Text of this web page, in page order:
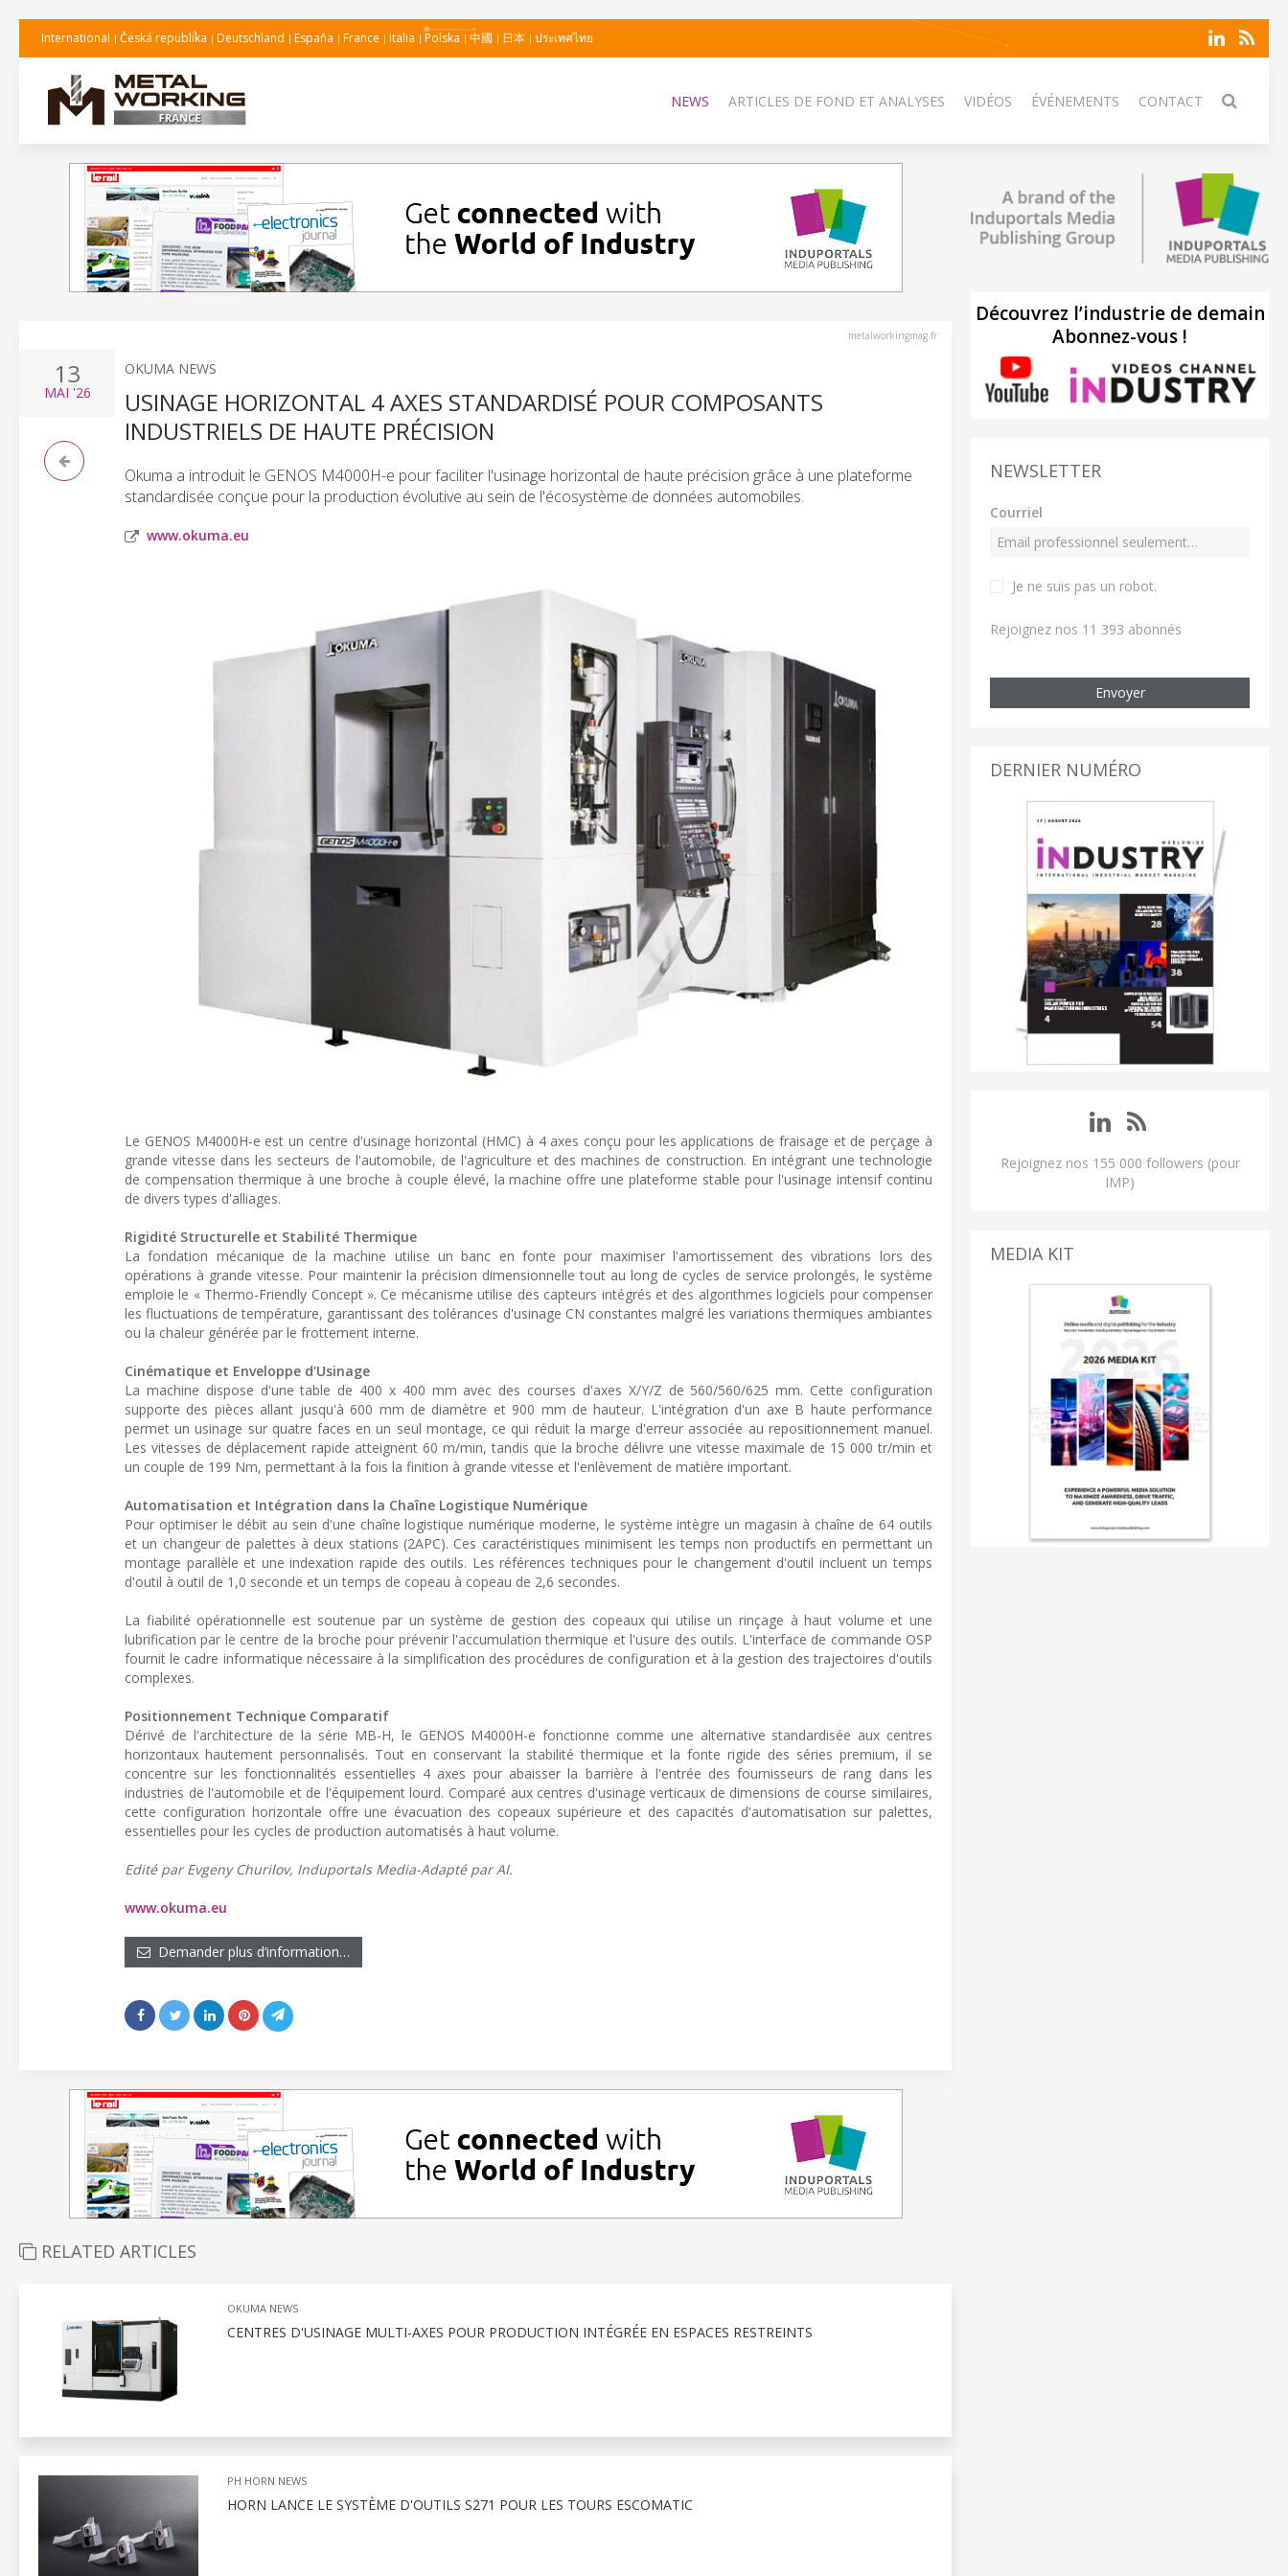
International Česká republika Deutschland España France Italia Polska 中國 日本 ประเทศไทย
NEWS ARTICLES DE FOND ET ANALYSES VIDÉOS ÉVÉNEMENTS CONTACT
metalworkingmag.fr
13
MAI '26
OKUMA NEWS
USINAGE HORIZONTAL 4 AXES STANDARDISÉ POUR COMPOSANTS
INDUSTRIELS DE HAUTE PRÉCISION
Okuma a introduit le GENOS M4000H-e pour faciliter l'usinage horizontal de haute précision grâce à une plateforme
standardisée conçue pour la production évolutive au sein de l'écosystème de données automobiles.
www.okuma.eu
Le GENOS M4000H-e est un centre d'usinage horizontal (HMC) à 4 axes conçu pour les applications de fraisage et de perçage à
grande vitesse dans les secteurs de l'automobile, de l'agriculture et des machines de construction. En intégrant une technologie
de compensation thermique à une broche à couple élevé, la machine offre une plateforme stable pour l'usinage intensif continu
de divers types d'alliages.
Rigidité Structurelle et Stabilité Thermique
La fondation mécanique de la machine utilise un banc en fonte pour maximiser l'amortissement des vibrations lors des
opérations à grande vitesse. Pour maintenir la précision dimensionnelle tout au long de cycles de service prolongés, le système
emploie le « Thermo-Friendly Concept ». Ce mécanisme utilise des capteurs intégrés et des algorithmes logiciels pour compenser
les fluctuations de température, garantissant des tolérances d'usinage CN constantes malgré les variations thermiques ambiantes
ou la chaleur générée par le frottement interne.
Cinématique et Enveloppe d'Usinage
La machine dispose d'une table de 400 x 400 mm avec des courses d'axes X/Y/Z de 560/560/625 mm. Cette configuration
supporte des pièces allant jusqu'à 600 mm de diamètre et 900 mm de hauteur. L'intégration d'un axe B haute performance
permet un usinage sur quatre faces en un seul montage, ce qui réduit la marge d'erreur associée au repositionnement manuel.
Les vitesses de déplacement rapide atteignent 60 m/min, tandis que la broche délivre une vitesse maximale de 15 000 tr/min et
un couple de 199 Nm, permettant à la fois la finition à grande vitesse et l'enlèvement de matière important.
Automatisation et Intégration dans la Chaîne Logistique Numérique
Pour optimiser le débit au sein d'une chaîne logistique numérique moderne, le système intègre un magasin à chaîne de 64 outils
et un changeur de palettes à deux stations (2APC). Ces caractéristiques minimisent les temps non productifs en permettant un
montage parallèle et une indexation rapide des outils. Les références techniques pour le changement d'outil incluent un temps
d'outil à outil de 1,0 seconde et un temps de copeau à copeau de 2,6 secondes.
La fiabilité opérationnelle est soutenue par un système de gestion des copeaux qui utilise un rinçage à haut volume et une
lubrification par le centre de la broche pour prévenir l'accumulation thermique et l'usure des outils. L'interface de commande OSP
fournit le cadre informatique nécessaire à la simplification des procédures de configuration et à la gestion des trajectoires d'outils
complexes.
Positionnement Technique Comparatif
Dérivé de l'architecture de la série MB-H, le GENOS M4000H-e fonctionne comme une alternative standardisée aux centres
horizontaux hautement personnalisés. Tout en conservant la stabilité thermique et la fonte rigide des séries premium, il se
concentre sur les fonctionnalités essentielles 4 axes pour abaisser la barrière à l'entrée des fournisseurs de rang dans les
industries de l'automobile et de l'équipement lourd. Comparé aux centres d'usinage verticaux de dimensions de course similaires,
cette configuration horizontale offre une évacuation des copeaux supérieure et des capacités d'automatisation sur palettes,
essentielles pour les cycles de production automatisés à haut volume.
Edité par Evgeny Churilov, Induportals Media-Adapté par AI.
www.okuma.eu
Demander plus d’information…
RELATED ARTICLES
OKUMA NEWS
CENTRES D'USINAGE MULTI-AXES POUR PRODUCTION INTÉGRÉE EN ESPACES RESTREINTS
PH HORN NEWS
HORN LANCE LE SYSTÈME D'OUTILS S271 POUR LES TOURS ESCOMATIC
Découvrez l’industrie de demain
Abonnez-vous !
NEWSLETTER
Courriel
Je ne suis pas un robot.
Rejoignez nos 11 393 abonnés
Envoyer
DERNIER NUMÉRO
Rejoignez nos 155 000 followers (pour
IMP)
MEDIA KIT